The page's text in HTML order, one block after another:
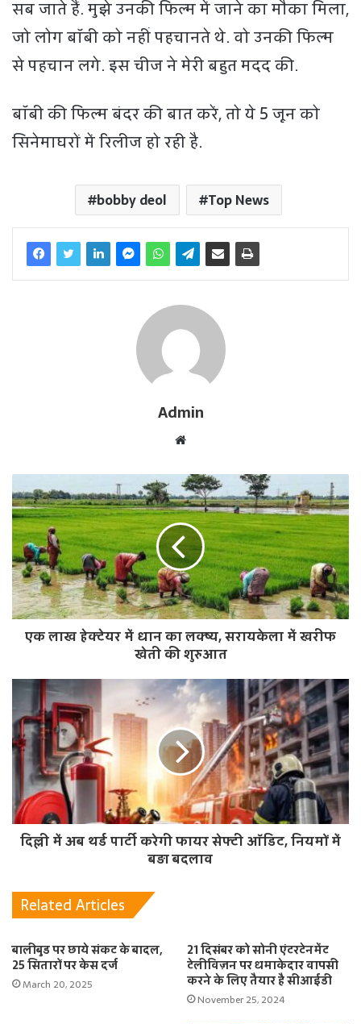
सब जाते हैं. मुझे उनकी फिल्म में जाने का मौका मिला,
जो लोग बॉबी को नहीं पहचानते थे. वो उनकी फिल्म
से पहचान लगे. इस चीज ने मेरी बहुत मदद की.
बॉबी की फिल्म बंदर की बात करें, तो ये 5 जून को
सिनेमाघरों में रिलीज हो रही है.
bobby deol Top News
Admin
b
s
i
e
एक लाख हेक्टेयर में धान का लक्ष्य, सरायकेला में खरीफ
खेती की शुरुआत
दिल्ली में अब थर्ड पार्टी करेगी फायर सेफ्टी ऑडिट, नियमों में
बड़ा बदलाव
Related Articles
बालीबुड पर छाये संकट के बादल,
25 सितारों पर केस दर्ज
March 20, 2025
21 दिसंबर को सोनी एंटरटेनमेंट
टेलीविज़न पर धमाकेदार वापसी
करने के लिए तैयार है सीआईडी
November 25, 2024